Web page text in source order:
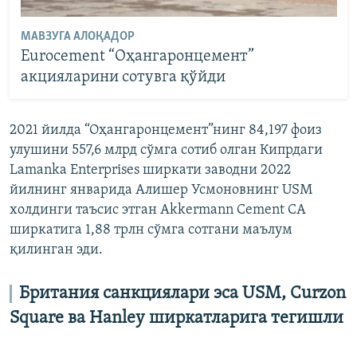
МАВЗУГА АЛОҚАДОР
Eurocement “Оҳангаронцемент”
акцияларини сотувга қўйди
2021 йилда “Оҳангаронцемент”нинг 84,197 фоиз
улушини 557,6 млрд сўмга сотиб олган Кипрдаги
Lamanka Enterprises ширкати заводни 2022
йилнинг январида Алишер Усмоновнинг USM
холдинги таъсис этган Akkermann Cement CA
ширкатига 1,88 трлн сўмга сотгани маълум
қилинган эди.
Британия санкциялари эса USM, Curzon
Square ва Hanley ширкатларига тегишли